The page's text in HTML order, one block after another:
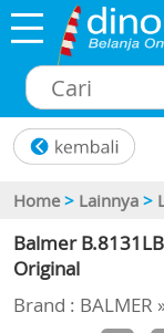
Home > Lainnya >
Balmer
Original
Brand : BALMER